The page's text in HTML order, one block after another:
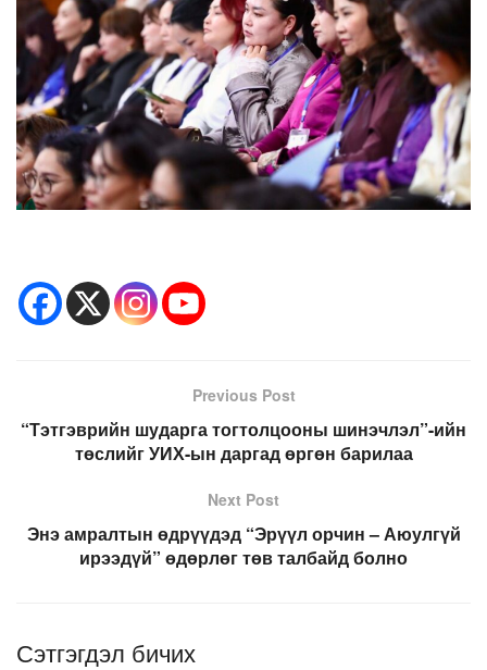
Previous Post
“Тэтгэврийн шударга тогтолцооны шинэчлэл”-ийн
төслийг УИХ-ын даргад өргөн барилаа
Next Post
Энэ амралтын өдрүүдэд “Эрүүл орчин – Аюулгүй
ирээдүй” өдөрлөг төв талбайд болно
Сэтгэгдэл бичих